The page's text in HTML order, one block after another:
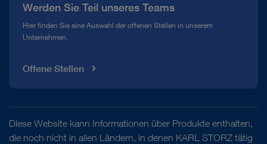
Werden Sie Teil unseres Teams
Hier finden Sie eine Auswahl der offenen Stellen in unserem
Unternehmen.
Offene Stellen
Diese Website kann Informationen über Produkte enthalten,
die noch nicht in allen Ländern, in denen KARL STORZ tätig